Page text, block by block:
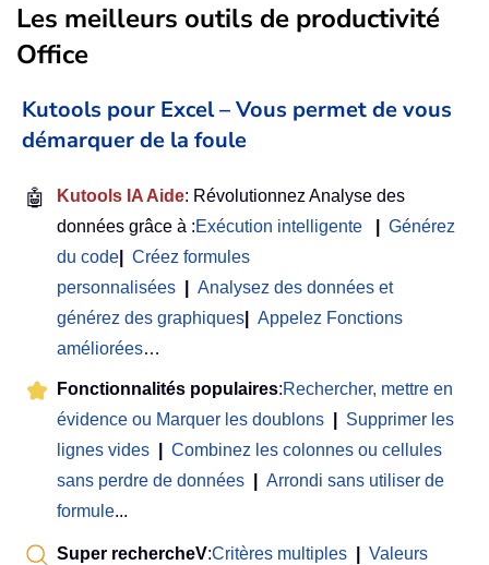
Les meilleurs outils de productivité
Office
Kutools pour Excel – Vous permet de vous
démarquer de la foule
🤖 Kutools IA Aide: Révolutionnez Analyse des
données grâce à :Exécution intelligente
Générez
du code
Créez formules
personnalisées
Analysez des données et
générez des graphiques
Appelez Fonctions
améliorées…
Fonctionnalités populaires:Rechercher, mettre en
évidence ou Marquer les doublons
Supprimer les
lignes vides
Combinez les colonnes ou cellules
sans perdre de données
Arrondi sans utiliser de
formule...
Super rechercheV:Critères multiples
Valeurs